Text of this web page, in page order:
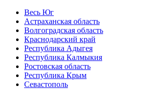
Весь Юг
Астраханская область
Волгоградская область
Краснодарский край
Республика Адыгея
Республика Калмыкия
Ростовская область
Республика Крым
Севастополь